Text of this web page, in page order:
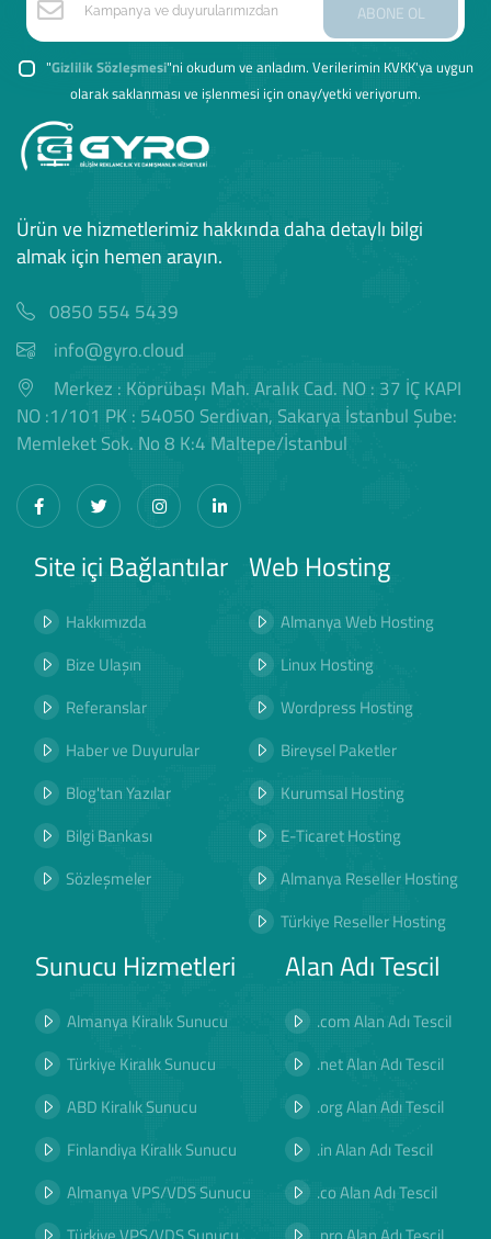
ABONE OL
"Gizlilik Sözleşmesi"ni okudum ve anladım. Verilerimin KVKK'ya uygun
olarak saklanması ve işlenmesi için onay/yetki veriyorum.
Ürün ve hizmetlerimiz hakkında daha detaylı bilgi
almak için hemen arayın.
0850 554 5439
info@gyro.cloud
Merkez : Köprübaşı Mah. Aralık Cad. NO : 37 İÇ KAPI
NO :1/101 PK : 54050 Serdivan, Sakarya İstanbul Şube:
Memleket Sok. No 8 K:4 Maltepe/İstanbul
Site içi Bağlantılar
Hakkımızda
Bize Ulaşın
Referanslar
Haber ve Duyurular
Blog'tan Yazılar
Bilgi Bankası
Sözleşmeler
Web Hosting
Almanya Web Hosting
Linux Hosting
Wordpress Hosting
Bireysel Paketler
Kurumsal Hosting
E-Ticaret Hosting
Almanya Reseller Hosting
Türkiye Reseller Hosting
Sunucu Hizmetleri
Almanya Kiralık Sunucu
Türkiye Kiralık Sunucu
ABD Kiralık Sunucu
Finlandiya Kiralık Sunucu
Almanya VPS/VDS Sunucu
Alan Adı Tescil
.com Alan Adı Tescil
.net Alan Adı Tescil
.org Alan Adı Tescil
.in Alan Adı Tescil
.co Alan Adı Tescil